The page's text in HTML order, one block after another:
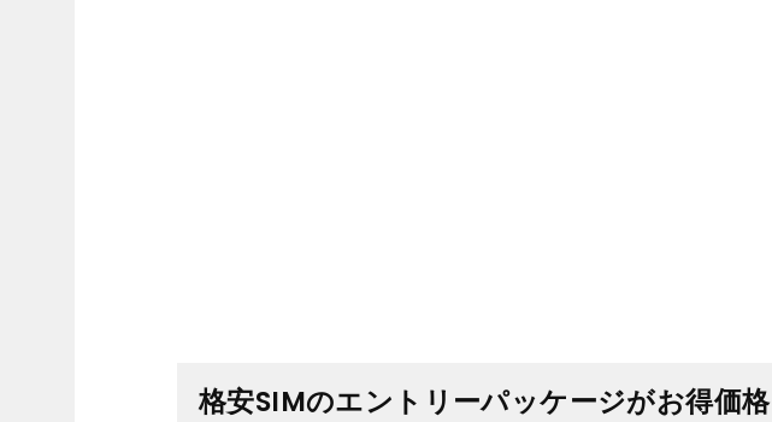
格安SIMのエントリーパッケージがお得価格